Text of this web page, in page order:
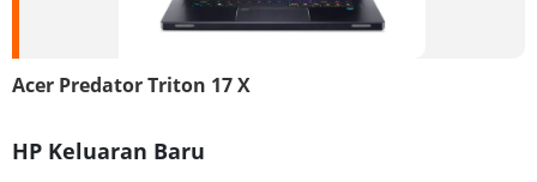
Acer Predator Triton 17 X
HP Keluaran Baru